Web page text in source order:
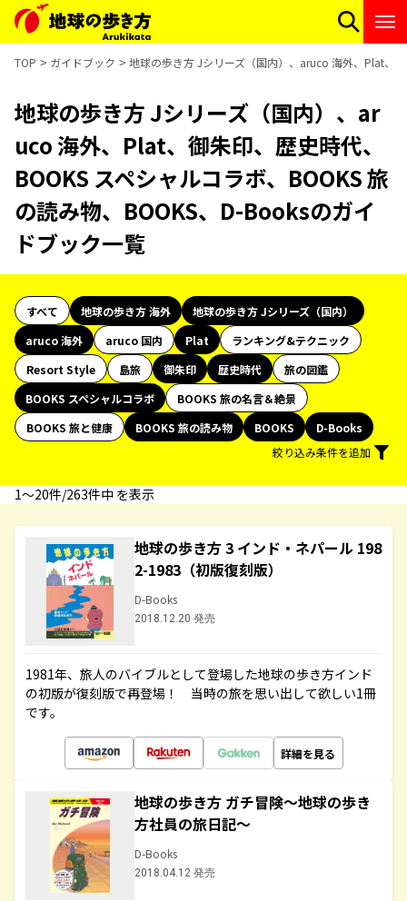
TOP ガイドブック 地球の歩き方 Jシリーズ（国内）、aruco 海外、Plat、
地球の歩き方 Jシリーズ（国内）、ar
uco 海外、Plat、御朱印、歴史時代、
BOOKS スペシャルコラボ、BOOKS 旅
の読み物、BOOKS、D-Booksのガイ
ドブック一覧
すべて 地球の歩き方 海外
地球の歩き方 Jシリーズ（国内）
aruco 海外
aruco 国内 Plat
ランキング&テクニック
Resort Style
島旅 御朱印 歴史時代
旅の図鑑
BOOKS スペシャルコラボ
BOOKS 旅の名言＆絶景
BOOKS 旅と健康
BOOKS 旅の読み物 BOOKS
D-Books
絞り込み条件を追加
1〜20件/263件中 を表示
地球の歩き方 3 インド・ネパール 198
2-1983（初版復刻版）
D-Books
2018.12.20 発売
1981年、旅人のバイブルとして登場した地球の歩き方インド
の初版が復刻版で再登場！ 当時の旅を思い出して欲しい1冊
です。
詳細を見る
地球の歩き方 ガチ冒険～地球の歩き
方社員の旅日記～
D-Books
2018.04.12 発売